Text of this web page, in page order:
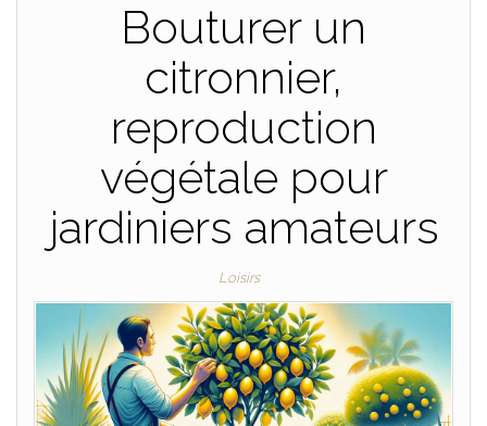
Bouturer un
citronnier,
reproduction
végétale pour
jardiniers amateurs
Loisirs